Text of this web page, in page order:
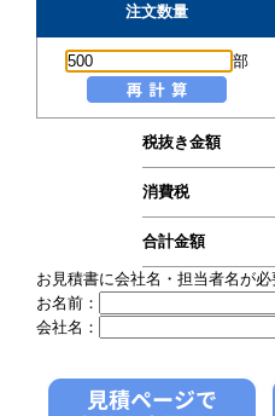
注文数量
部
税抜き金額
消費税
合計金額
お見積書に会社名・担当者名が
お名前：
会社名：